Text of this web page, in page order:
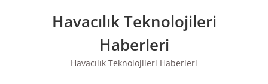
Havacılık Teknolojileri
Haberleri
Havacılık Teknolojileri Haberleri